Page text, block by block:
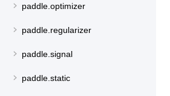
paddle.optimizer
paddle.regularizer
paddle.signal
paddle.static